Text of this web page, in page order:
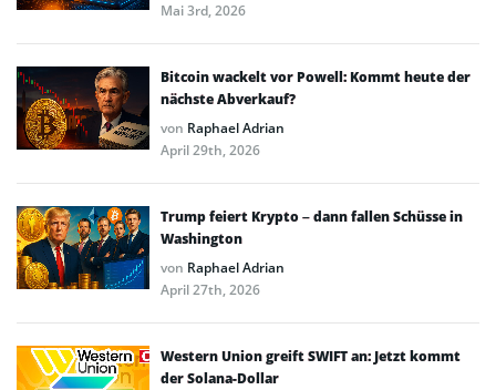
Mai 3rd, 2026
Bitcoin wackelt vor Powell: Kommt heute der
nächste Abverkauf?
von Raphael Adrian
April 29th, 2026
Trump feiert Krypto – dann fallen Schüsse in
Washington
von Raphael Adrian
April 27th, 2026
Western Union greift SWIFT an: Jetzt kommt
der Solana-Dollar